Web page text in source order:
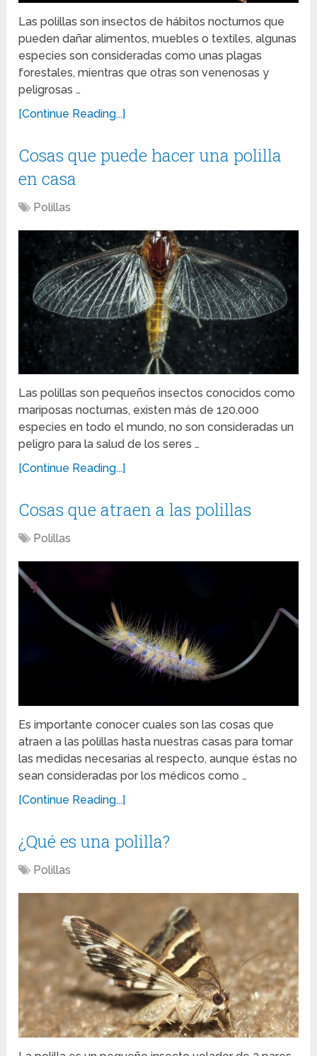
Las polillas son insectos de hábitos nocturnos que
pueden dañar alimentos, muebles o textiles, algunas
especies son consideradas como unas plagas
forestales, mientras que otras son venenosas y
peligrosas …
[Continue Reading...]
Cosas que puede hacer una polilla
en casa
Polillas
Las polillas son pequeños insectos conocidos como
mariposas nocturnas, existen más de 120.000
especies en todo el mundo, no son consideradas un
peligro para la salud de los seres …
[Continue Reading...]
Cosas que atraen a las polillas
Polillas
Es importante conocer cuales son las cosas que
atraen a las polillas hasta nuestras casas para tomar
las medidas necesarias al respecto, aunque éstas no
sean consideradas por los médicos como …
[Continue Reading...]
¿Qué es una polilla?
Polillas